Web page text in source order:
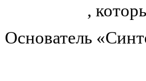
,
Основатель